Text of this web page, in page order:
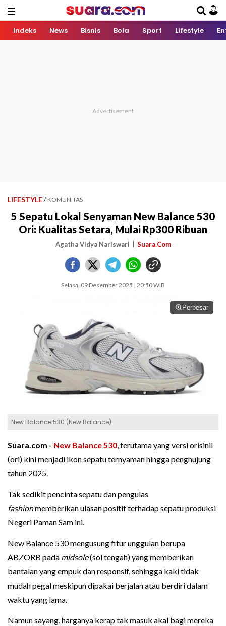
Indeks News Bisnis Bola Sport Lifestyle
LIFESTYLE / KOMUNITAS
5 Sepatu Lokal Senyaman New Balance 530
Ori: Kualitas Setara, Mulai Rp300 Ribuan
Agatha Vidya Nariswari Suara.Com
Selasa, 09 Desember 2025 | 20:50 WIB
Perbesar
New Balance 530 (New Balance)
Suara.com - New Balance 530, terutama yang versi orisinil
(ori) kini menjadi ikon sepatu ternyaman hingga penghujung
tahun 2025.
Tak sedikit pencinta sepatu dan pengulas
fashionmemberikan ulasan positif terhadap sepatu produksi
Negeri Paman Sam ini.
New Balance 530 mengusung fitur unggulan berupa
ABZORB pada midsole(sol tengah) yang memberikan
bantalan yang empuk dan responsif, sehingga kaki tidak
mudah pegal meskipun dipakai berjalan atau berdiri dalam
waktu yang lama.
Namun sayang, harganya kerap tak masuk akal bagi mereka